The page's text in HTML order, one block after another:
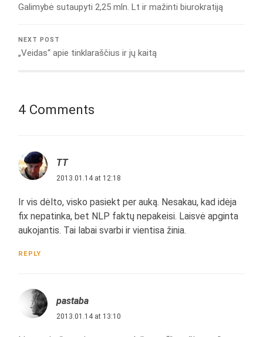
Galimybė sutaupyti 2,25 mln. Lt ir mažinti biurokratiją
NEXT POST
„Veidas“ apie tinklaraščius ir jų kaitą
4 Comments
TT
2013.01.14 at 12:18
Ir vis dėlto, visko pasiekt per auką. Nesakau, kad idėja
fix nepatinka, bet NLP faktų nepakeisi. Laisvė apginta
aukojantis. Tai labai svarbi ir vientisa žinia.
REPLY
pastaba
2013.01.14 at 13:10